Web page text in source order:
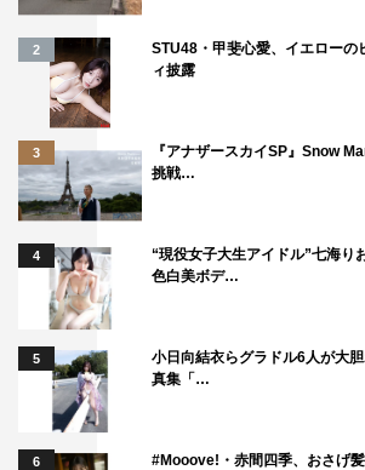
2
STU48・甲斐心愛、イエローの
ィ披露
3
『アナザースカイSP』Snow
挑戦…
4
“現役女子大生アイドル”七海り
色白美ボデ…
5
小日向結衣らグラドル6人が大
真集「…
6
#Mooove!・赤間四季、おさげ